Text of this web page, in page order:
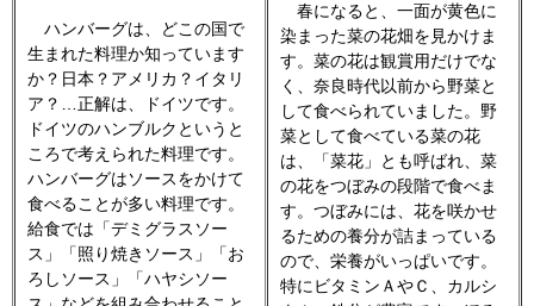
ハンバーグは、どこの国で
生まれた料理か知っています
か？日本？アメリカ？イタリ
ア？…正解は、ドイツです。
ドイツのハンブルクというと
ころで考えられた料理です。
ハンバーグはソースをかけて
食べることが多い料理です。
給食では「デミグラスソー
ス」「照り焼きソース」「お
ろしソース」「ハヤシソー
春になると、一面が黄色に
染まった菜の花畑を見かけま
す。菜の花は観賞用だけでな
く、奈良時代以前から野菜と
して食べられていました。野
菜として食べている菜の花
は、「菜花」とも呼ばれ、菜
の花をつぼみの段階で食べま
す。つぼみには、花を咲かせ
るための養分が詰まっている
ので、栄養がいっぱいです。
特にビタミンＡやＣ、カルシ